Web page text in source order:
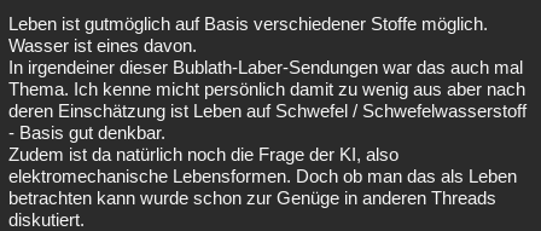
Leben ist gutmöglich auf Basis verschiedener Stoffe möglich.
Wasser ist eines davon.
In irgendeiner dieser Bublath-Laber-Sendungen war das auch mal
Thema. Ich kenne micht persönlich damit zu wenig aus aber nach
deren Einschätzung ist Leben auf Schwefel / Schwefelwasserstoff
- Basis gut denkbar.
Zudem ist da natürlich noch die Frage der KI, also
elektromechanische Lebensformen. Doch ob man das als Leben
betrachten kann wurde schon zur Genüge in anderen Threads
diskutiert.